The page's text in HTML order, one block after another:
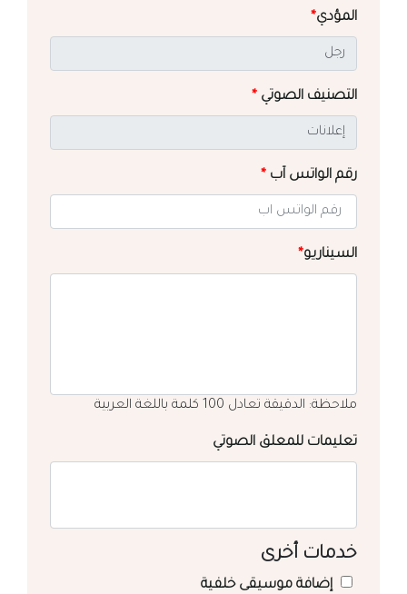
المؤدي*
التصنيف الصوتي *
رقم الواتس آب *
السيناريو*
ملاحظة: الدقيقة تعادل 100 كلمة باللغة العربية
تعليمات للمعلق الصوتي
خدمات أخرى
إضافة موسيقى خلفية